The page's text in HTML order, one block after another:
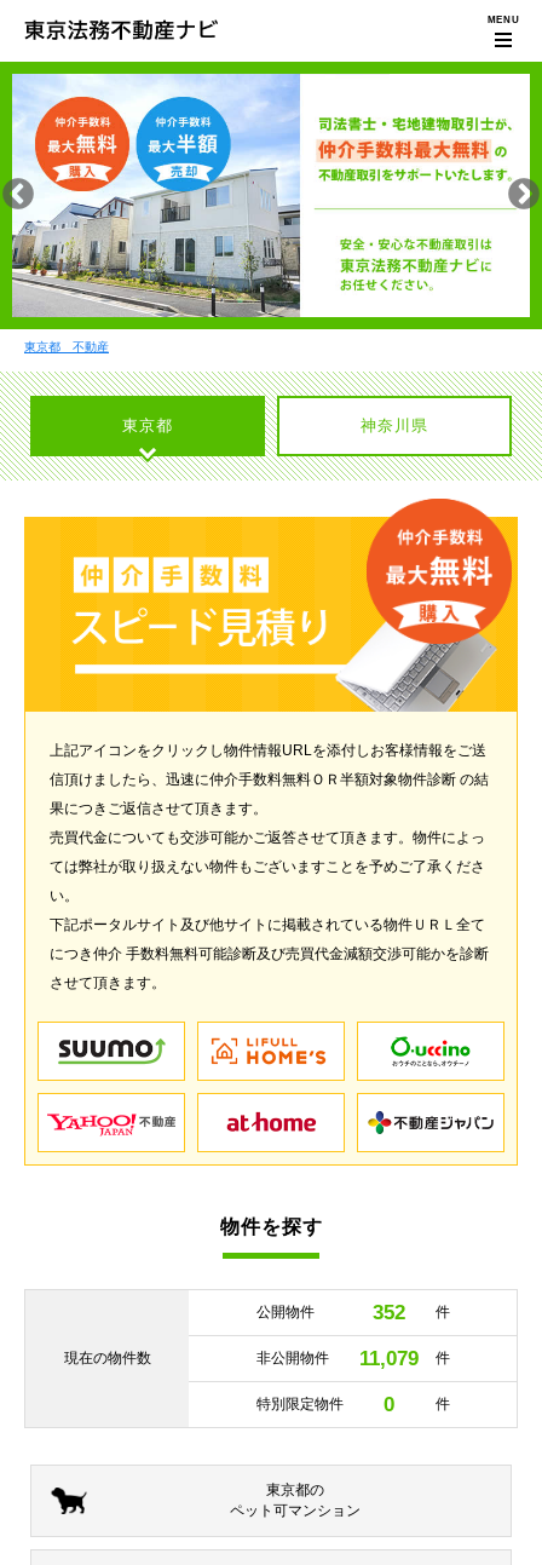
東京都 不動産
東京都 神奈川県
上記アイコンをクリックし物件情報URLを添付しお客様情報をご送
信頂けましたら、迅速に仲介手数料無料ＯＲ半額対象物件診断 の結
果につきご返信させて頂きます。
売買代金についても交渉可能かご返答させて頂きます。物件によっ
ては弊社が取り扱えない物件もございますことを予めご了承くださ
い。
下記ポータルサイト及び他サイトに掲載されている物件ＵＲＬ全て
につき仲介 手数料無料可能診断及び売買代金減額交渉可能かを診断
させて頂きます。
物件を探す
現在の物件数
公開物件 352 件
非公開物件 11,079 件
特別限定物件 0 件
東京都の
ペット可マンション